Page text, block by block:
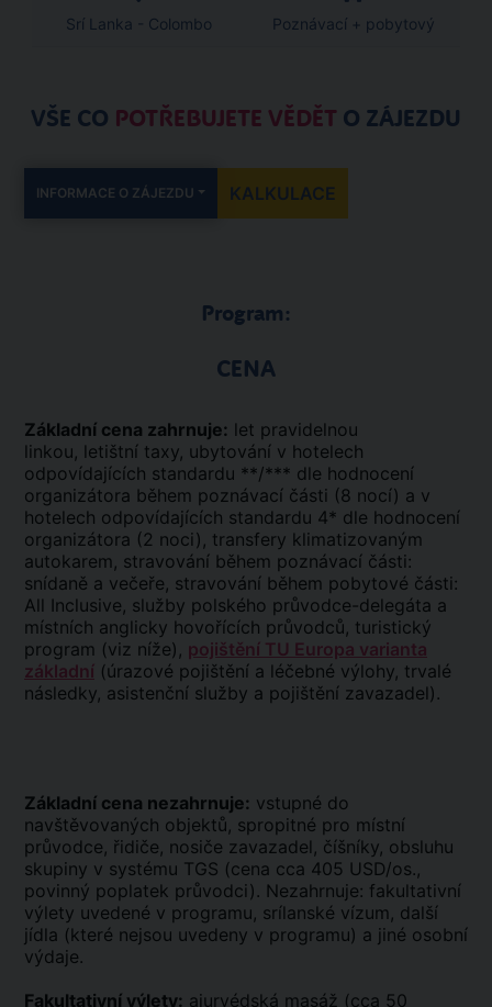
Srí Lanka - Colombo Poznávací + pobytový
VŠE CO POTŘEBUJETE VĚDĚT O ZÁJEZDU
INFORMACE O ZÁJEZDU KALKULACE
Program:
CENA
Základní cena zahrnuje: let pravidelnou
linkou, letištní taxy, ubytování v hotelech
odpovídajících standardu **/*** dle hodnocení
organizátora během poznávací části (8 nocí) a v
hotelech odpovídajících standardu 4* dle hodnocení
organizátora (2 noci), transfery klimatizovaným
autokarem, stravování během poznávací části:
snídaně a večeře, stravování během pobytové části:
All Inclusive, služby polského průvodce-delegáta a
místních anglicky hovořících průvodců, turistický
program (viz níže), pojištění TU Europa varianta
základní (úrazové pojištění a léčebné výlohy, trvalé
následky, asistenční služby a pojištění zavazadel).
Základní cena nezahrnuje: vstupné do
navštěvovaných objektů, spropitné pro místní
průvodce, řidiče, nosiče zavazadel, číšníky, obsluhu
skupiny v systému TGS (cena cca 405 USD/os.,
povinný poplatek průvodci). Nezahrnuje: fakultativní
výlety uvedené v programu, srílanské vízum, další
jídla (které nejsou uvedeny v programu) a jiné osobní
výdaje.
Fakultativní výlety: ajurvédská masáž (cca 50